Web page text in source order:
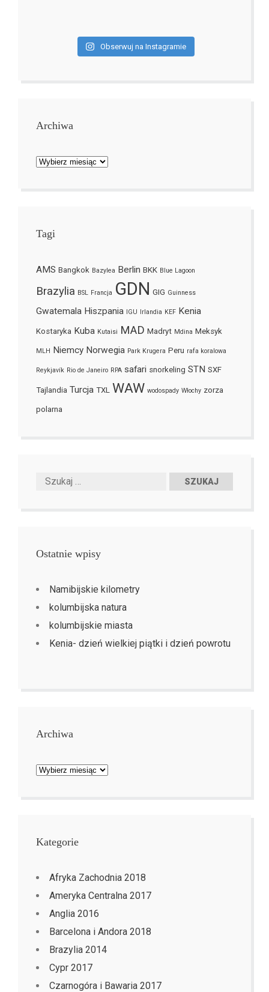
Obserwuj na Instagramie
Archiwa
Archiwa
Tagi
AMS Bangkok Bazylea Berlin BKK Blue Lagoon
Brazylia BSL Francja GDN GIG Guinness
Gwatemala Hiszpania IGU Irlandia KEF Kenia
Kostaryka Kuba Kutaisi MAD Madryt Mdina Meksyk
MLH Niemcy Norwegia Park Krugera Peru rafa koralowa
Reykjavík Rio de Janeiro RPA safari snorkeling STN SXF
Tajlandia Turcja TXL WAW wodospady Włochy zorza
polarna
Ostatnie wpisy
Namibijskie kilometry
kolumbijska natura
kolumbijskie miasta
Kenia- dzień wielkiej piątki i dzień powrotu
Archiwa
Archiwa
Kategorie
Afryka Zachodnia 2018
Ameryka Centralna 2017
Anglia 2016
Barcelona i Andora 2018
Brazylia 2014
Cypr 2017
Czarnogóra i Bawaria 2017